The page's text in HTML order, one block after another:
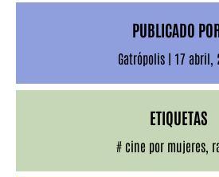
PUBLICADO
Gatrópolis | 17 abril,
ETIQUETAS
# cine por mujeres,